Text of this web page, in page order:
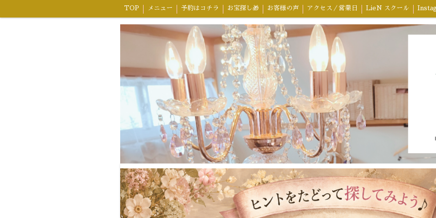
TOP メニュー 予約はコチラ お宝探し🎁 お客様の声 アクセス／営業日 LieN スクール